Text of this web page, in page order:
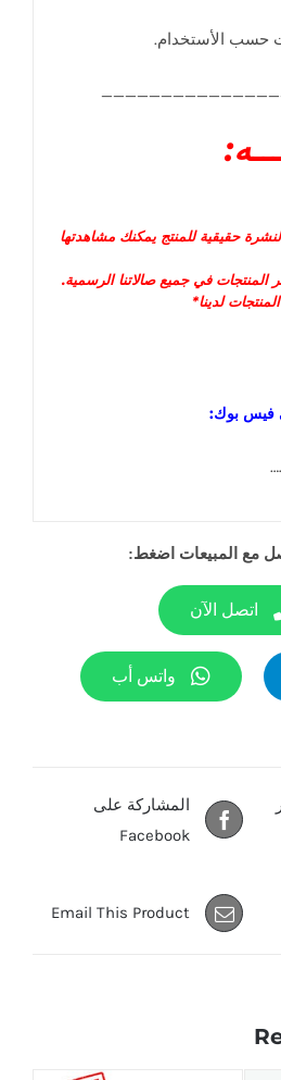
حقيقية للمنتج يمكنك مشاهدتها
المنتجات في جميع صالاتنا الرسمية.
لدينا*
فيس بوك:
مع المبيعات اضغط:
اتصل الآن
واتس أب
المشاركة على
Facebook
Email This Product